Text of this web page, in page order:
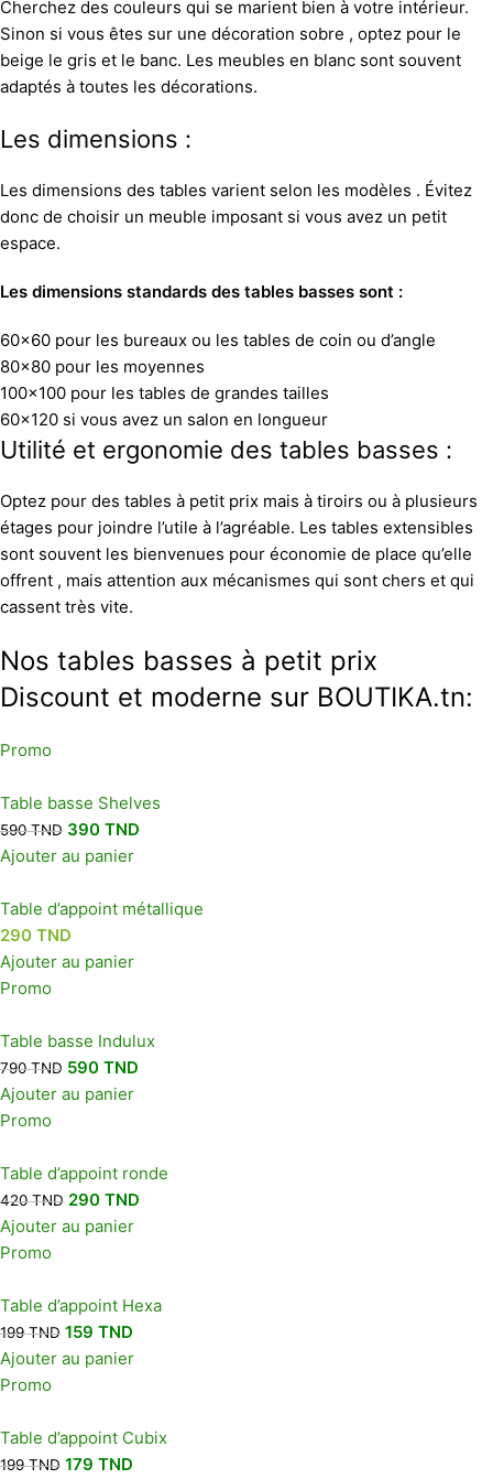
Cherchez des couleurs qui se marient bien à votre intérieur.
Sinon si vous êtes sur une décoration sobre , optez pour le
beige le gris et le banc. Les meubles en blanc sont souvent
adaptés à toutes les décorations.
Les dimensions :
Les dimensions des tables varient selon les modèles . Évitez
donc de choisir un meuble imposant si vous avez un petit
espace.
Les dimensions standards des tables basses sont :
60×60 pour les bureaux ou les tables de coin ou d’angle
80×80 pour les moyennes
100×100 pour les tables de grandes tailles
60×120 si vous avez un salon en longueur
Utilité et ergonomie des tables basses :
Optez pour des tables à petit prix mais à tiroirs ou à plusieurs
étages pour joindre l’utile à l’agréable. Les tables extensibles
sont souvent les bienvenues pour économie de place qu’elle
offrent , mais attention aux mécanismes qui sont chers et qui
cassent très vite.
Nos tables basses à petit prix
Discount et moderne sur BOUTIKA.tn:
Promo
Table basse Shelves
590TND 390 TND
Ajouter au panier
Table d’appoint métallique
290 TND
Ajouter au panier
Promo
Table basse Indulux
790TND 590 TND
Ajouter au panier
Promo
Table d’appoint ronde
420TND 290 TND
Ajouter au panier
Promo
Table d’appoint Hexa
199TND 159 TND
Ajouter au panier
Promo
Table d’appoint Cubix
199TND 179 TND